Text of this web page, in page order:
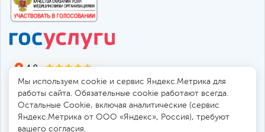
Мы используем cookie и сервис Яндекс.Метрика для
работы сайта. Обязательные cookie работают всегда.
Остальные Сookie, включая аналитические (сервис
Яндекс.Метрика от ООО «Яндекс», Россия), требуют
вашего согласия.